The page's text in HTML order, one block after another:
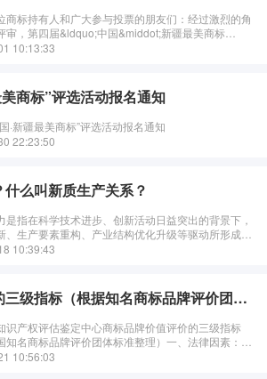
商标持有人和广大参与投票的朋友们：经过激烈的角
审，第四届&ldquo;中国&middot;新疆最美商标
综合评选结果已经出炉。我们在此向广大参赛商标持
10:13:33
商标”评选活动报名通知
·新疆最美商标”评选活动报名通知
22:23:50
么叫新质生产关系？
是指在科学技术进步、创新活动日益突出的背景下，
、生产要素重构、产业结构优化升级等驱动所形成的
，它具有高科技含量、高效能产出、高附加值等特
10:39:43
商标品牌价值评价的三级指标（根据知名商标品牌评价团体标准整理）
识产权评估鉴定中心商标品牌价值评价的三级指标
知名商标品牌评价团体标准整理）一、法律因素：商
况区域品牌、地理标志注册情况商标持续使用时间商
10:56:03